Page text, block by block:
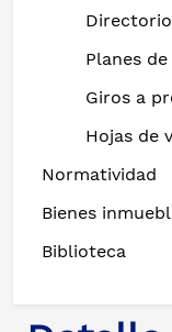
Planes
Giros a
Hojas de
Normatividad
Bienes
Biblioteca